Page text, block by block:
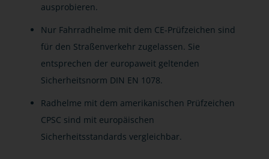
ausprobieren.
Nur Fahrradhelme mit dem CE-Prüfzeichen sind
für den Straßenverkehr zugelassen. Sie
entsprechen der europaweit geltenden
Sicherheitsnorm DIN EN 1078.
Radhelme mit dem amerikanischen Prüfzeichen
CPSC sind mit europäischen
Sicherheitsstandards vergleichbar.